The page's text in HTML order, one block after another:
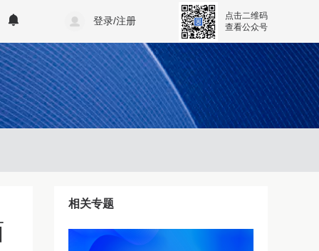
登录/注册
点击二维码
查看公众号
相关专题